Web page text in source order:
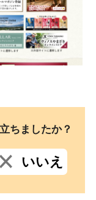
ちましたか？
いいえ